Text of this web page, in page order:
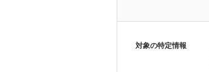
対象の特定情報